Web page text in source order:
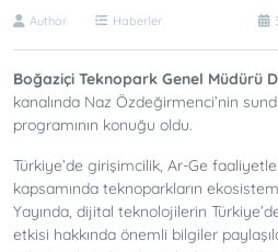
Author Haberler
Boğaziçi Teknopark Genel Müdürü
kanalında Naz Özdeğirmenci’nin
programının konuğu oldu.
Türkiye’de girişimcilik, Ar-Ge
kapsamında teknoparkların
Yayında, dijital teknolojilerin
etkisi hakkında önemli bilgiler